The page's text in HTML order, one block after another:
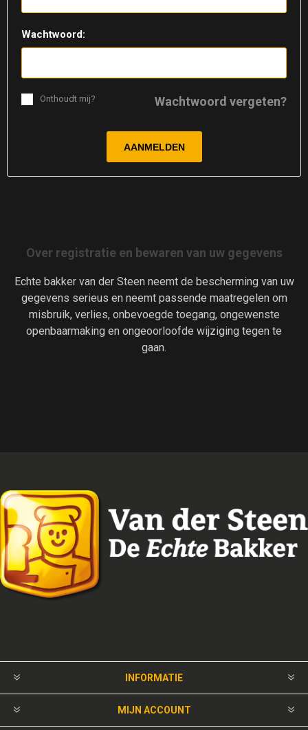
Wachtwoord:
Wachtwoord vergeten?
Onthoudt mij?
Over registratie en bewaren van uw gegevens
Echte bakker van der Steen neemt de bescherming van uw
gegevens serieus en neemt passende maatregelen om
misbruik, verlies, onbevoegde toegang, ongewenste
openbaarmaking en ongeoorloofde wijziging tegen te
gaan.
INFORMATIE
MIJN ACCOUNT